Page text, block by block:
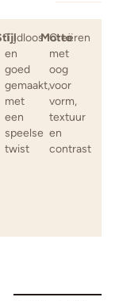
Tijdloos
en
goed
gemaakt,
met
een
speelse
twist
Motto
Creëren
met
oog
voor
vorm,
textuur
en
contrast